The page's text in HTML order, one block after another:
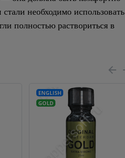
необходимо использовать
полностью раствориться в
ENGLISH
GOLD